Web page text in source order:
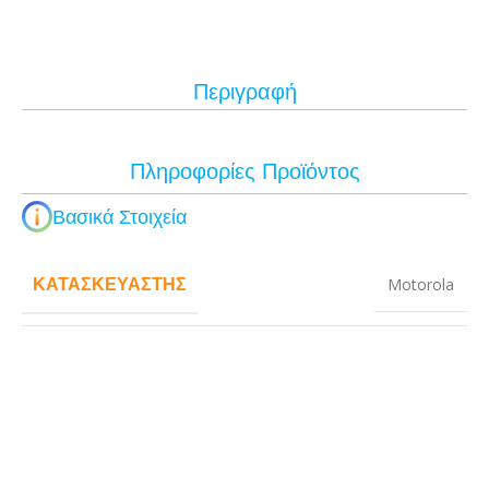
Περιγραφή
Πληροφορίες Προϊόντος
Βασικά Στοιχεία
ΚΑΤΑΣΚΕΥΑΣΤΉΣ Motorola